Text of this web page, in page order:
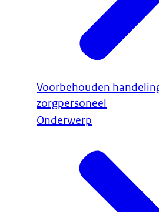
Voorbehouden
zorgpersoneel
Onderwerp